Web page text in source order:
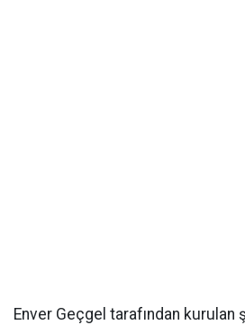
Enver Geçgel tarafından